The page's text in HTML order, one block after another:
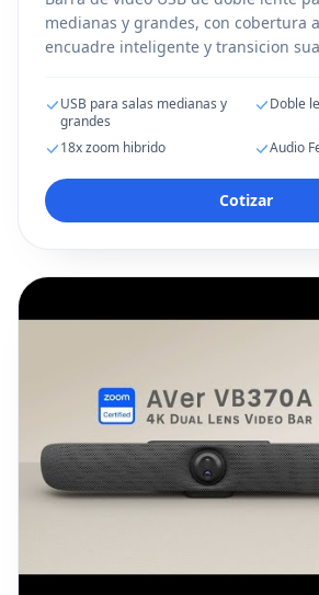
medianas y grandes, con cobertura
encuadre inteligente y transicion
USB para salas medianas y
grandes
Doble
18x zoom hibrido Audio
Cotizar